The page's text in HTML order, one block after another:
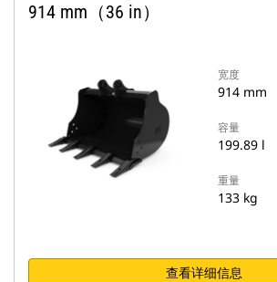
914 mm（36 in）
宽度
914 mm
容量
199.89 l
重量
133 kg
查看详细信息